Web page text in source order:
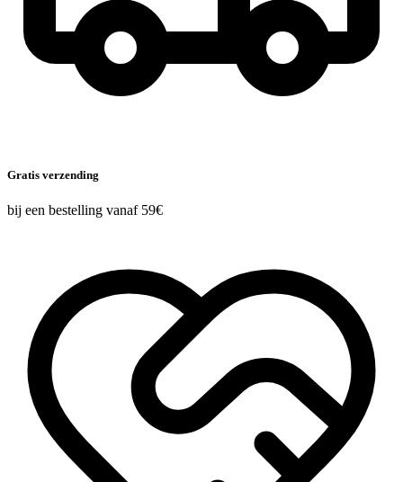
Gratis verzending
bij een bestelling vanaf 59€